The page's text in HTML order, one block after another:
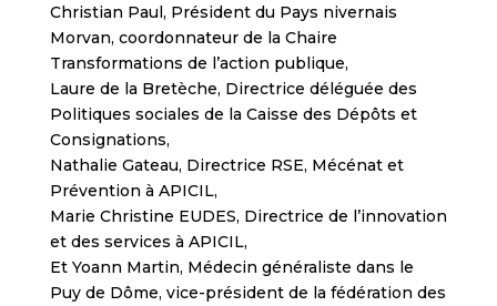
Christian Paul, Président du Pays nivernais
Morvan, coordonnateur de la Chaire
Transformations de l’action publique,
Laure de la Bretèche, Directrice déléguée des
Politiques sociales de la Caisse des Dépôts et
Consignations,
Nathalie Gateau, Directrice RSE, Mécénat et
Prévention à APICIL,
Marie Christine EUDES, Directrice de l’innovation
et des services à APICIL,
Et Yoann Martin, Médecin généraliste dans le
Puy de Dôme, vice-président de la fédération des